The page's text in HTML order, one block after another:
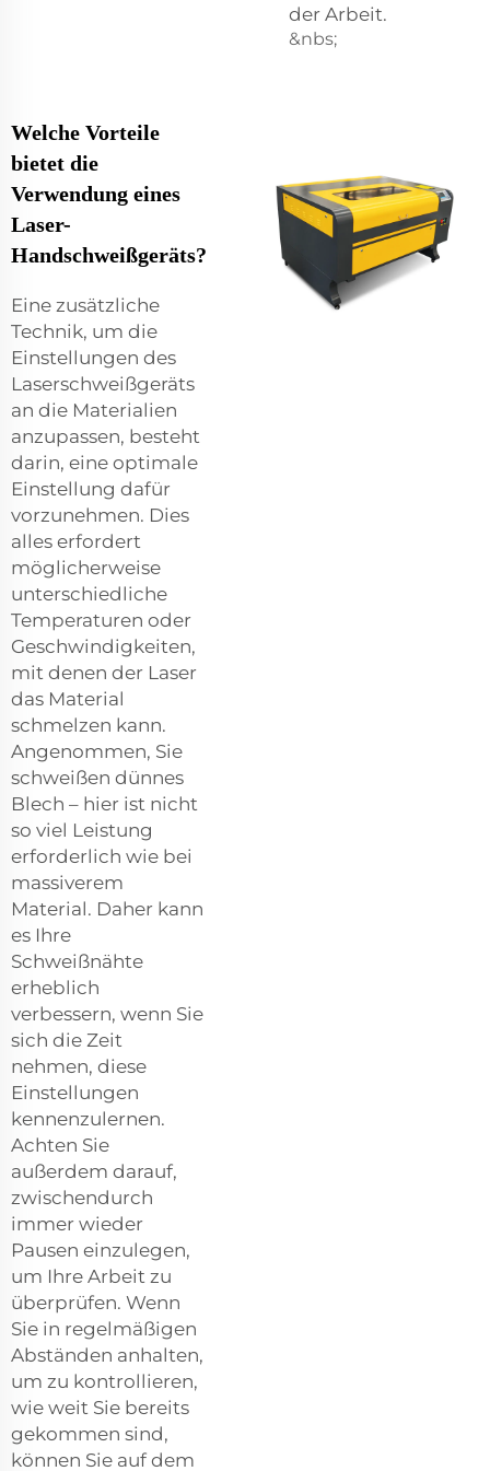
der Arbeit.
&nbs;
Welche Vorteile
bietet die
Verwendung eines
Laser-
Handschweißgeräts?
Eine zusätzliche
Technik, um die
Einstellungen des
Laserschweißgeräts
an die Materialien
anzupassen, besteht
darin, eine optimale
Einstellung dafür
vorzunehmen. Dies
alles erfordert
möglicherweise
unterschiedliche
Temperaturen oder
Geschwindigkeiten,
mit denen der Laser
das Material
schmelzen kann.
Angenommen, Sie
schweißen dünnes
Blech – hier ist nicht
so viel Leistung
erforderlich wie bei
massiverem
Material. Daher kann
es Ihre
Schweißnähte
erheblich
verbessern, wenn Sie
sich die Zeit
nehmen, diese
Einstellungen
kennenzulernen.
Achten Sie
außerdem darauf,
zwischendurch
immer wieder
Pausen einzulegen,
um Ihre Arbeit zu
überprüfen. Wenn
Sie in regelmäßigen
Abständen anhalten,
um zu kontrollieren,
wie weit Sie bereits
gekommen sind,
können Sie auf dem